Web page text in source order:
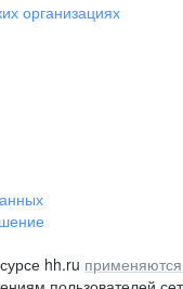
организациях
hh.ru